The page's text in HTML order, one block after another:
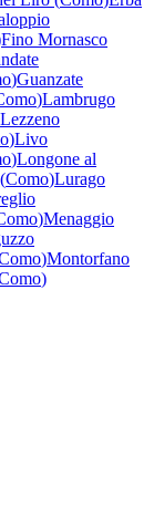
Fino Mornasco
)Guanzate
)Lambrugo
Lezzeno
)Livo
)Longone al
(Como)Lurago
)Menaggio
)Montorfano
)